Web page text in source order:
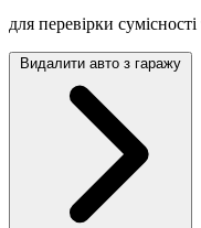
для перевірки
Видалити авто з гаражу